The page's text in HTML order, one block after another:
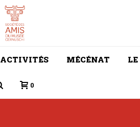
ACTIVITÉS MÉCÉNAT
0